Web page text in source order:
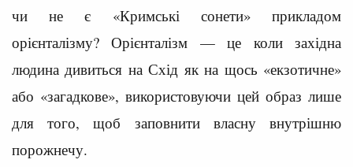
чи не є «Кримські сонети» прикладом
орієнталізму? Орієнталізм — це коли західна
людина дивиться на Схід як на щось «екзотичне»
або «загадкове», використовуючи цей образ лише
для того, щоб заповнити власну внутрішню
порожнечу.